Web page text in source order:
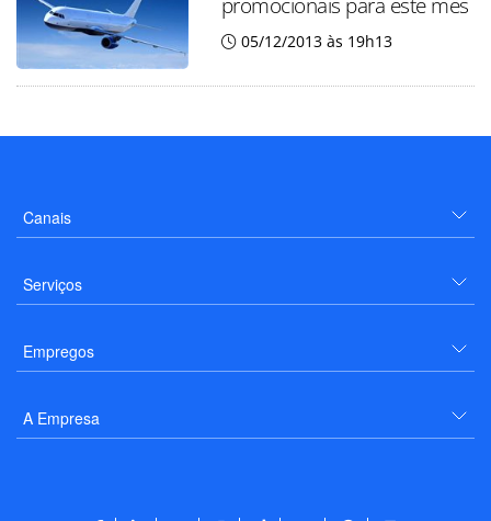
05/12/2013 às 19h13
Canais
Serviços
Empregos
A Empresa